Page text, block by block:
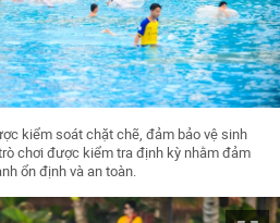
kiểm soát chặt chẽ, đảm bảo vệ sinh
chơi được kiểm tra định kỳ nhằm đảm
ổn định và an toàn.